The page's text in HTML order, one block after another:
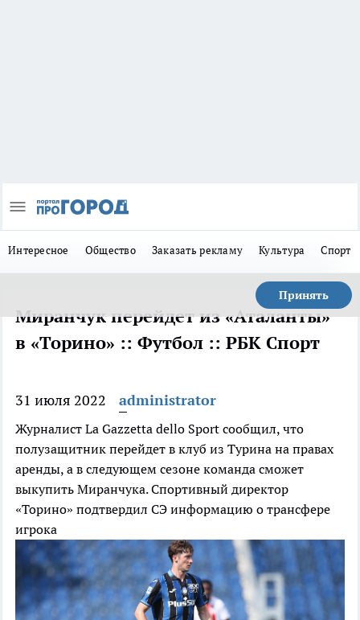
Интересное Общество Заказать рекламу Культура Спорт
Принять
Миранчук перейдет из «Аталанты»
в «Торино» :: Футбол :: РБК Спорт
31 июля 2022 administrator
Журналист La Gazzetta dello Sport сообщил, что
полузащитник перейдет в клуб из Турина на правах
аренды, а в следующем сезоне команда сможет
выкупить Миранчука. Спортивный директор
«Торино» подтвердил СЭ информацию о трансфере
игрока